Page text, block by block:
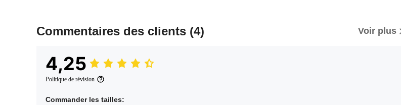
Commentaires des clients (4) Voir plus
4,25
Politique de révision
Commander les tailles: